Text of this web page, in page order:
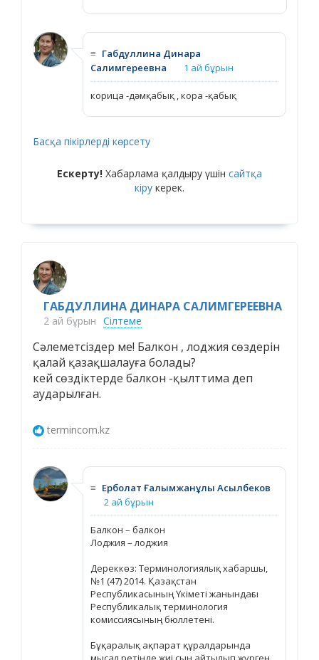
≡ Габдуллина Динара
Салимгереевна
1 ай бұрын
корица -дәмқабық , кора -қабық
Басқа пікірлерді көрсету
Ескерту! Хабарлама қалдыру үшін сайтқа
кіру керек.
ГАБДУЛЛИНА ДИНАРА САЛИМГЕРЕЕВНА
2 ай бұрын Сілтеме
Cәлеметсіздер ме! Балкон , лоджия сөздерін
қалай қазақшалауға болады?
кей сөздіктерде балкон -қылттима деп
аударылған.
termincom.kz
≡ Ерболат Ғалымжанұлы Асылбеков
2 ай бұрын
Балкон – балкон
Лоджия – лоджия
Дереккөз: Терминологиялық хабаршы,
№1 (47) 2014. Қазақстан
Республикасының Үкіметі жанындағы
Республикалық терминология
комиссиясының бюллетені.
Бұқаралық ақпарат құралдарында